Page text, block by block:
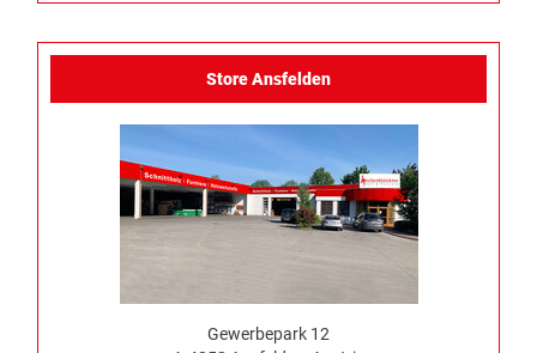
Store Ansfelden
Gewerbepark 12